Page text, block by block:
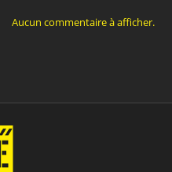
Aucun commentaire à afficher.